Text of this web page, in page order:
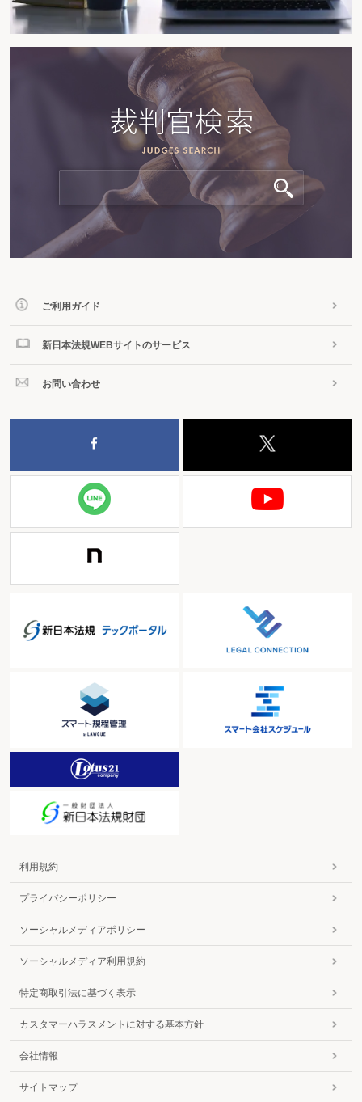
ご利用ガイド
新日本法規WEBサイトのサービス
お問い合わせ
利用規約
プライバシーポリシー
ソーシャルメディアポリシー
ソーシャルメディア利用規約
特定商取引法に基づく表示
カスタマーハラスメントに対する基本方針
会社情報
サイトマップ